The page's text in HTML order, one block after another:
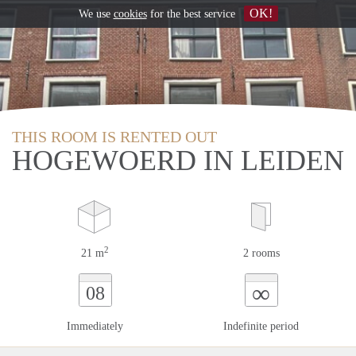
THIS ROOM IS RENTED OUT
HOGEWOERD IN LEIDEN
21 m2 2 rooms
08
Immediately
∞
Indefinite period
We use cookiesfor the best service OK!